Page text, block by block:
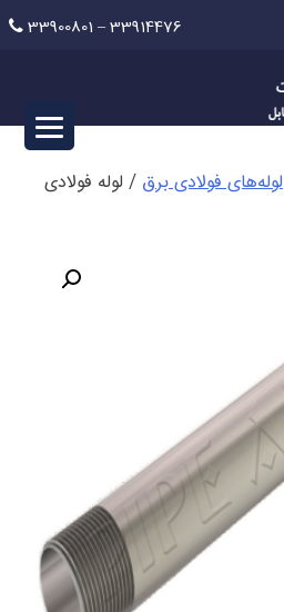
33900801 – 33914476
لوله‌های فولادی برق / لوله فولادی